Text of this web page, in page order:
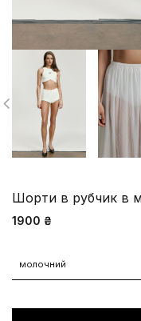
Шорти в рубчик в
1900 ₴
молочний